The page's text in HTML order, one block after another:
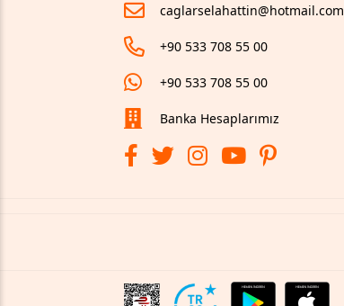
caglarselahattin@hotmail.com
+90 533 708 55 00
+90 533 708 55 00
Banka Hesaplarımız